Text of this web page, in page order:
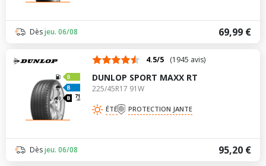
69,99 €
Dèsjeu. 06/08
71
dB
4.5/5 (1945 avis)
DUNLOP SPORT MAXX RT
225/45R17 91W
ÉTÉ PROTECTION JANTE
95,20 €
Dèsjeu. 06/08